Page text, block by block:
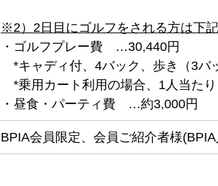
※2）2日目にゴルフをされる方は下
・ゴルフプレー費　…30,440円
*キャディ付、4バック、歩き（3バ
*乗用カート利用の場合、1人当たり
・昼食・パーティ費　…約
BPIA会員限定、会員ご紹介者様